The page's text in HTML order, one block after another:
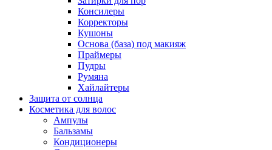
Консилеры
Корректоры
Кушоны
Основа (база) под макияж
Праймеры
Пудры
Румяна
Хайлайтеры
Защита от солнца
Косметика для волос
Ампулы
Бальзамы
Кондиционеры